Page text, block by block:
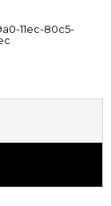
11ec-80c5-